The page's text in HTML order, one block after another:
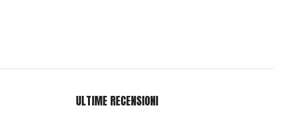
ULTIME RECENSIONI